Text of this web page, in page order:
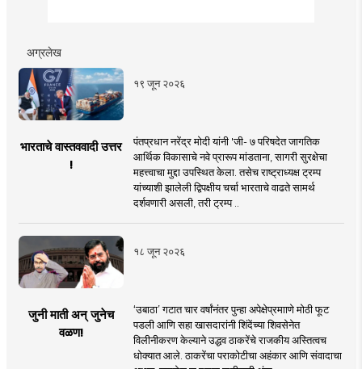
अग्रलेख
१९ जून २०२६
भारताचे वास्तववादी उत्तर
!
पंतप्रधान नरेंद्र मोदी यांनी 'जी- ७ परिषदेत जागतिक
आर्थिक विकासाचे नवे प्रारूप मांडताना, सागरी सुरक्षेचा
महत्त्वाचा मुद्दा उपस्थित केला. तसेच राष्ट्राध्यक्ष ट्रम्प
यांच्याशी झालेली द्विपक्षीय चर्चा भारताचे वाढते सामर्थ
दर्शवणारी असली, तरी ट्रम्प ..
१८ जून २०२६
जुनी माती अन् जुनेच
वळण!
‘उबाठा’ गटात चार वर्षांनंतर पुन्हा अपेक्षेप्रमााणे मोठी फूट
पडली आणि सहा खासदारांनी शिंदेंच्या शिवसेनेत
विलीनीकरण केल्याने उद्धव ठाकरेंचे राजकीय अस्तित्वच
धोक्यात आले. ठाकरेंचा पराकोटीचा अहंकार आणि संवादाचा